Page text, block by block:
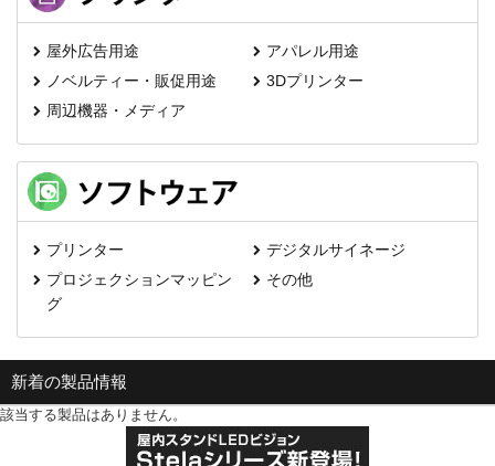
屋外広告用途
アパレル用途
ノベルティー・販促用途
3Dプリンター
周辺機器・メディア
プリンター
デジタルサイネージ
プロジェクションマッピン
グ
その他
新着の製品情報
該当する製品はありません。